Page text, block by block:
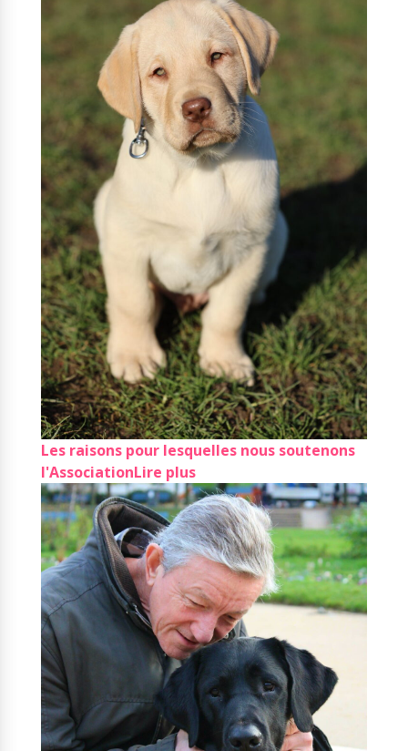
Les raisons pour lesquelles nous soutenons
l'AssociationLire plus